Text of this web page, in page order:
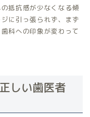
抵抗感が少なくなる傾
に引っ張られず、まず
科への印象が変わって
しい歯医者